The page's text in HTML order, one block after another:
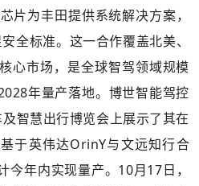
片为丰田提供系统解决方案，
全标准。这一合作覆盖北美、
心市场，是全球智驾领域规模
年量产落地。博世智能驾控
智慧出行博览会上展示了其在
于英伟达OrinY与文远知行合
今年内实现量产。10月17日，